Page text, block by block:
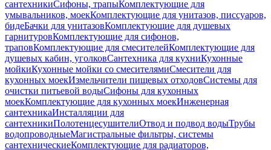
сантехникиСифоны, трапыКомплектующие для
умывальников, моекКомплектующие для унитазов, писсуаров,
бидеБачки для унитазовКомплектующие для душевых
гарнитуровКомплектующие для сифонов,
траповКомплектующие для смесителейКомплектующие для
душевых кабин, уголковСантехника для кухниКухонные
мойкиКухонные мойки со смесителямиСмесители для
кухонных моекИзмельчители пищевых отходовСистемы для
очистки питьевой водыСифоны для кухонных
моекКомплектующие для кухонных моекИнженерная
сантехникаИнсталляции для
сантехникиПолотенцесушителиОтвод и подвод водыТрубы
водопроводныеМагистральные фильтры, системы
сантехническиеКомплектующие для радиаторов,